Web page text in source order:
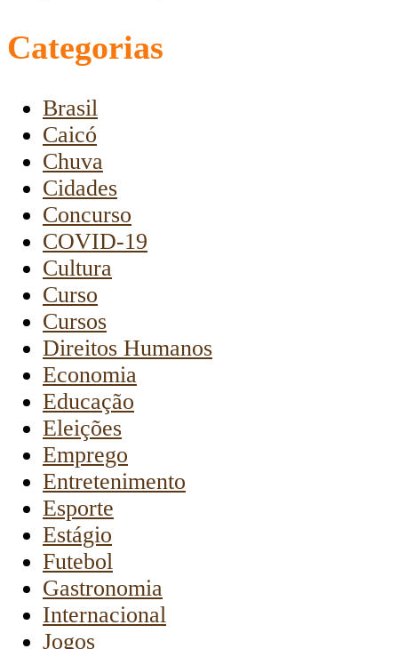
Categorias
Brasil
Caicó
Chuva
Cidades
Concurso
COVID-19
Cultura
Curso
Cursos
Direitos Humanos
Economia
Educação
Eleições
Emprego
Entretenimento
Esporte
Estágio
Futebol
Gastronomia
Internacional
Jogos